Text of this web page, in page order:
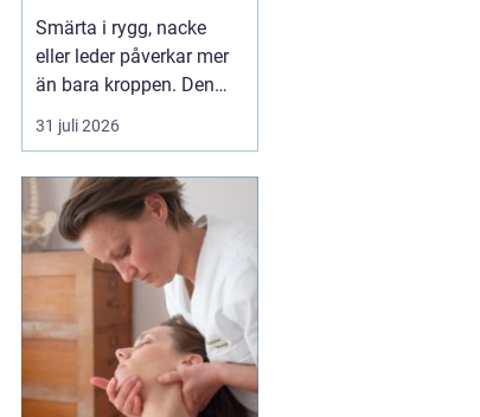
professionell hjälp
Smärta i rygg, nacke
eller leder påverkar mer
än bara kroppen. Den
kan störa sömnen, göra
det svårt att koncentrera
sådant som arbete,
träning och vardagliga
sysslor. M...
31 juli 2026